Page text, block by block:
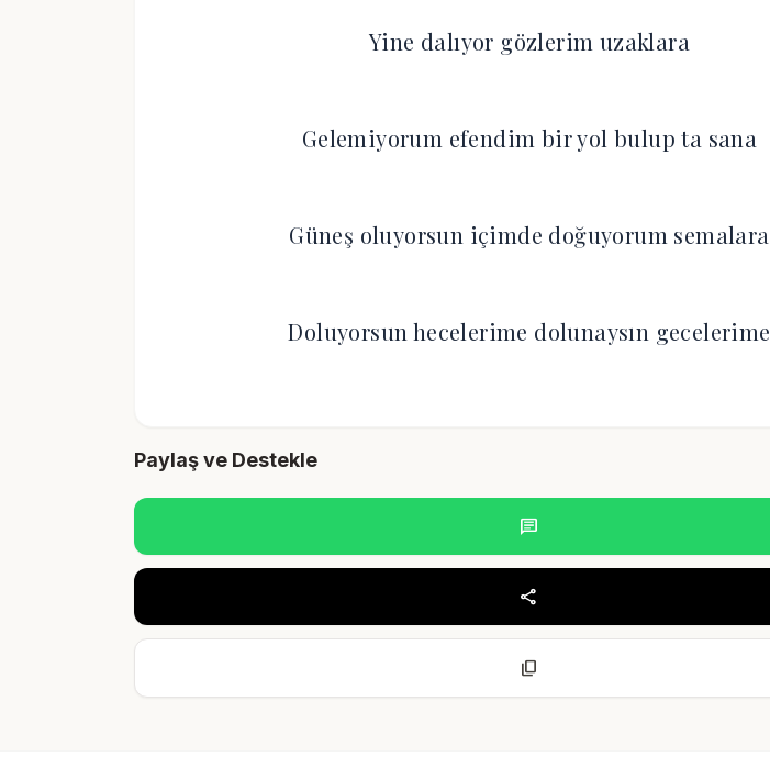
Yine dalıyor gözlerim uzaklara
Gelemiyorum efendim bir yol bulup ta sana
Güneş oluyorsun içimde doğuyorum semalara
Doluyorsun hecelerime dolunaysın gecelerime
Paylaş ve Destekle
chat
share
content_copy